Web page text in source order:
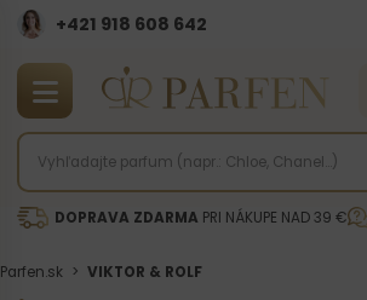
+421 918 608 642‬
DOPRAVA ZDARMA PRI NÁKUPE NAD 39 €
Parfen.sk > VIKTOR & ROLF